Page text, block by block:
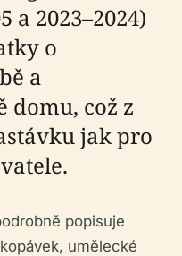
a 2023–2024)
o
a
domu, což z
jak pro
popisuje
umělecké